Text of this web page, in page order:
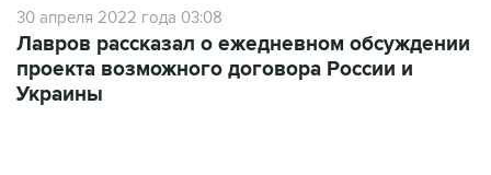
30 апреля 2022 года 03:08
Лавров рассказал о ежедневном обсуждении
проекта возможного договора России и
Украины